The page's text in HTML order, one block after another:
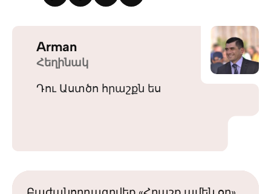
Arman
Հեղինակ
Դու Աստծո հրաշքն ես